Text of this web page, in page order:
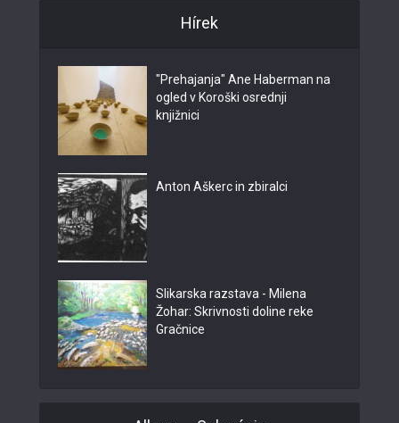
Hírek
"Prehajanja" Ane Haberman na
ogled v Koroški osrednji
knjižnici
Anton Aškerc in zbiralci
Slikarska razstava - Milena
Žohar: Skrivnosti doline reke
Gračnice